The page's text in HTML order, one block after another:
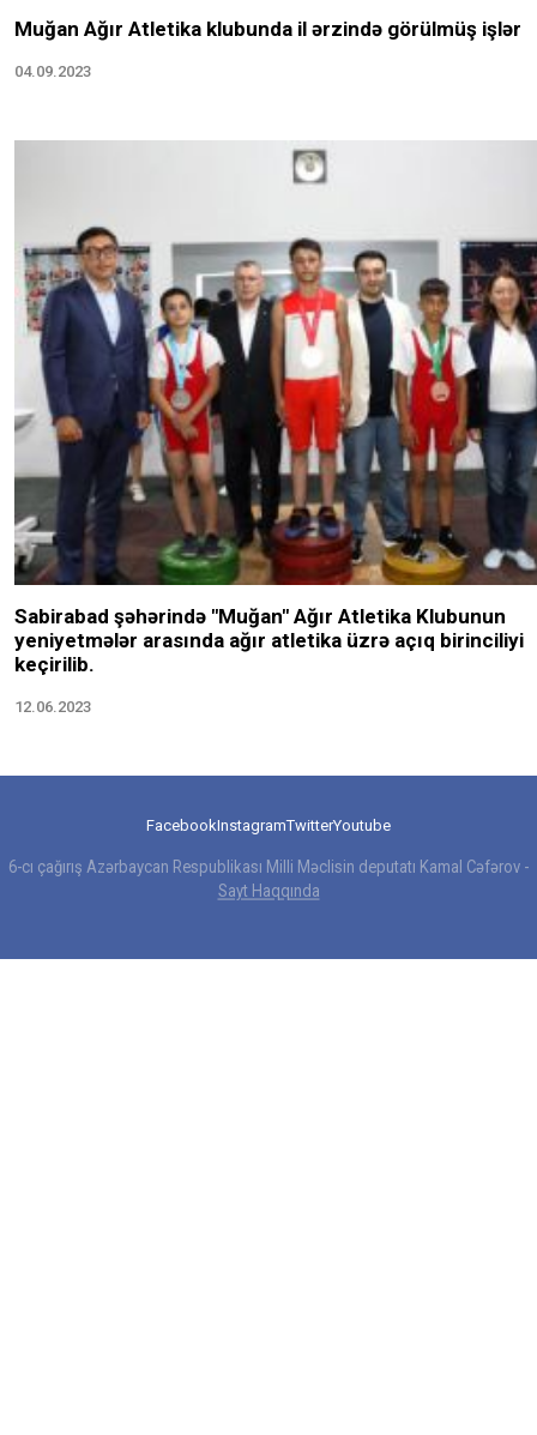
Muğan Ağır Atletika klubunda il ərzində görülmüş işlər
04.09.2023
Sabirabad şəhərində "Muğan" Ağır Atletika Klubunun
yeniyetmələr arasında ağır atletika üzrə açıq birinciliyi
keçirilib.
12.06.2023
FacebookInstagramTwitterYoutube
6-cı çağırış Azərbaycan Respublikası Milli Məclisin deputatı Kamal Cəfərov -
Sayt Haqqında